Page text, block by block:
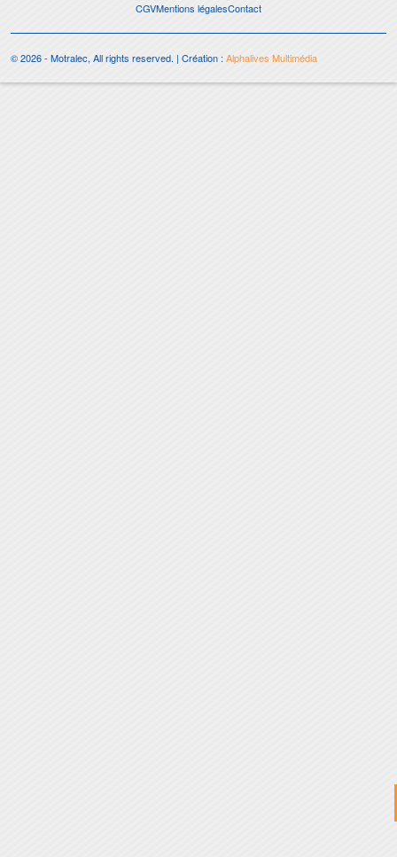
CGVMentions légalesContact
© 2026 - Motralec, All rights reserved. | Création :Alphalives Multimédia